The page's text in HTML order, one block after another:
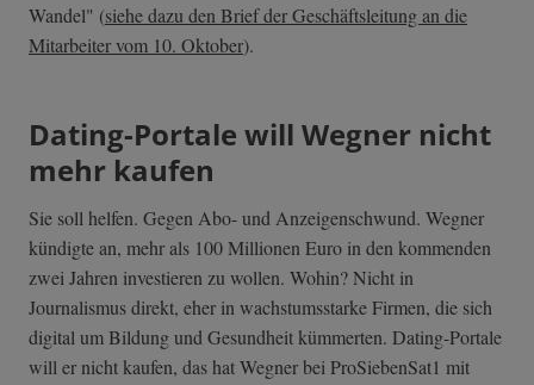
Wandel" (siehe dazu den Brief der Geschäftsleitung an die
Mitarbeiter vom 10. Oktober).
Dating-Portale will Wegner nicht
mehr kaufen
Sie soll helfen. Gegen Abo- und Anzeigenschwund. Wegner
kündigte an, mehr als 100 Millionen Euro in den kommenden
zwei Jahren investieren zu wollen. Wohin? Nicht in
Journalismus direkt, eher in wachstumsstarke Firmen, die sich
digital um Bildung und Gesundheit kümmerten. Dating-Portale
will er nicht kaufen, das hat Wegner bei ProSiebenSat1 mit